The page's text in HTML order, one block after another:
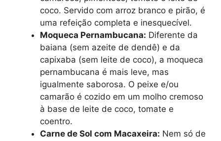
coco. Servido com arroz branco e pirão, é
uma refeição completa e inesquecível.
Moqueca Pernambucana: Diferente da
baiana (sem azeite de dendê) e da
capixaba (sem leite de coco), a moqueca
pernambucana é mais leve, mas
igualmente saborosa. O peixe e/ou
camarão é cozido em um molho cremoso
à base de leite de coco, tomate e
coentro.
Carne de Sol com Macaxeira: Nem só de